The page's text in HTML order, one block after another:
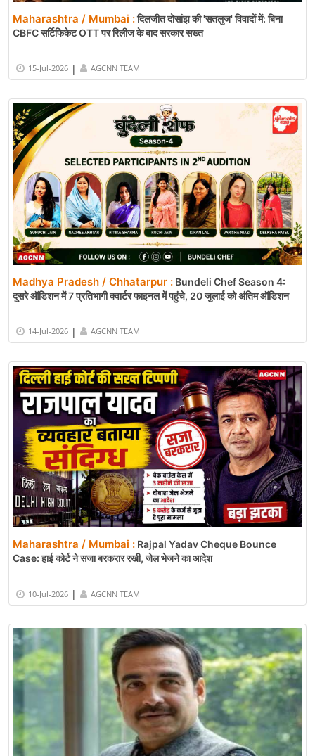
Maharashtra / Mumbai :दिलजीत दोसांझ की 'सतलुज' विवादों में: बिना
CBFC सर्टिफिकेट OTT पर रिलीज के बाद सरकार सख्त
15-Jul-2026 | AGCNN TEAM
Madhya Pradesh / Chhatarpur : Bundeli Chef Season 4:
दूसरे ऑडिशन में 7 प्रतिभागी क्वार्टर फाइनल में पहुंचे, 20 जुलाई को अंतिम ऑडिशन
14-Jul-2026 | AGCNN TEAM
Maharashtra / Mumbai : Rajpal Yadav Cheque Bounce
Case: हाई कोर्ट ने सजा बरकरार रखी, जेल भेजने का आदेश
10-Jul-2026 | AGCNN TEAM